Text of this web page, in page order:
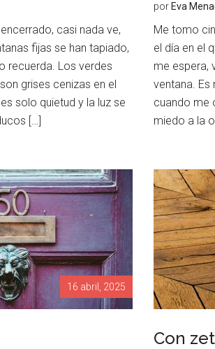
casi nada ve,
fijas se han tapiado,
recuerda. Los verdes
grises cenizas en el
solo quietud y la luz se
[…]
por Eva
Me tomo
el día en el
me espera,
ventana. Es
cuando me
miedo a la
16 abril, 2025
Con